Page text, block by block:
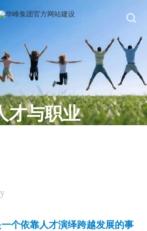
才与职业
个依靠人才演绎跨越发展的事